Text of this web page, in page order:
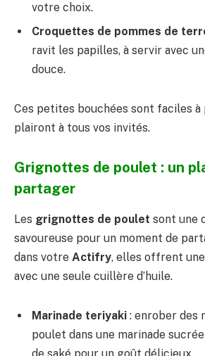
votre choix.
Croquettes de pommes de
ravit les papilles, à servir avec
douce.
Ces petites bouchées sont faciles
plairont à tous vos invités.
Grignottes de poulet : un
partager
Les grignottes de poulet sont une
savoureuse pour un moment de
dans votre Actifry, elles offrent
avec une seule cuillère d’huile.
Marinade teriyaki : enrober des
poulet dans une marinade
de saké pour un goût délicieux.